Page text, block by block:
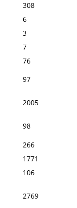
308
6
3
7
76
97
2005
98
266
1771
106
2769